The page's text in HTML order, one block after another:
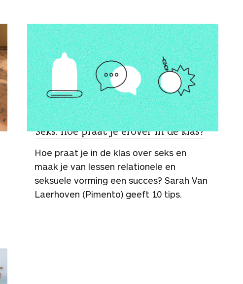
GESPREKSTIPS
Seks: hoe praat je erover in de klas?
Hoe praat je in de klas over seks en
maak je van lessen relationele en
seksuele vorming een succes? Sarah Van
Laerhoven (Pimento) geeft 10 tips.